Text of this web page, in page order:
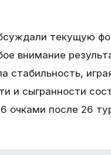
текущую
внимание
стабильность,
и сыгранности
очками после 26